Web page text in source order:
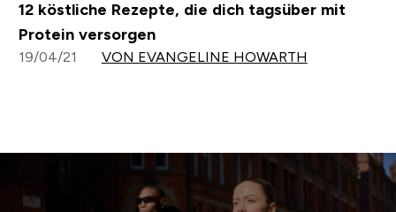
12 köstliche Rezepte, die dich tagsüber mit
Protein versorgen
19/04/21 VON EVANGELINE HOWARTH